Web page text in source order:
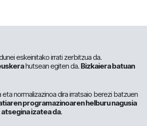
eskeinitako irrati zerbitzua da.
hutsean egiten da. Bizkaiera batuan
normalizazinoa dira irratsaio berezi batzuen
programazinoaren helburu nagusia
izatea da.